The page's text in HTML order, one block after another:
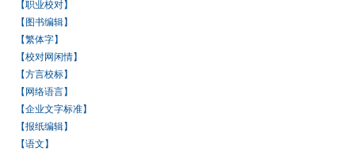
【职业校对】
【图书编辑】
【繁体字】
【校对网闲情】
【方言校标】
【网络语言】
【企业文字标准】
【报纸编辑】
【语文】